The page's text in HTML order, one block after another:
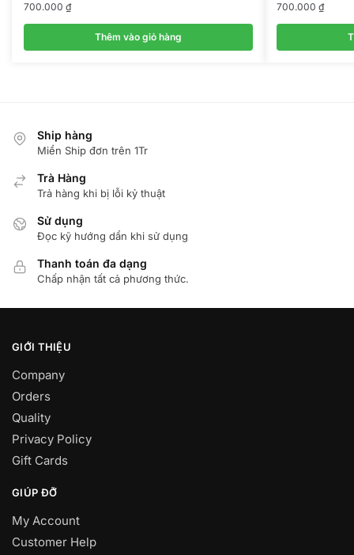
700.000 ₫
Thêm vào giỏ hàng
700.000 ₫
Ship hàng
Miển Ship đơn trên 1Tr
Trà Hàng
Trả hàng khi bị lỗi kỷ thuật
Sử dụng
Đọc kỹ hướng dẩn khi sử dụng
Thanh toán đa dạng
Chấp nhận tất cả phương thức.
GIỚI THIỆU
Company
Orders
Quality
Privacy Policy
Gift Cards
GIÚP ĐỠ
My Account
Customer Help